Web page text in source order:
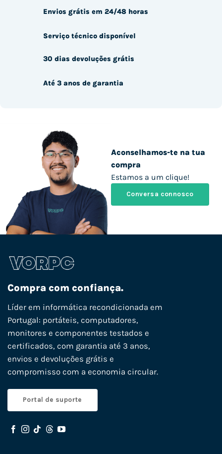
Aconselhamos-te na tua
compra
Estamos a um clique!
Conversa connosco
Envios grátis em 24/48 horas
Serviço técnico disponível
30 dias devoluções grátis
Até 3 anos de garantia
Compra com confiança.
Líder em informática recondicionada em
Portugal: portáteis, computadores,
monitores e componentes testados e
certificados, com garantia até 3 anos,
envios e devoluções grátis e
compromisso com a economia circular.
Portal de suporte